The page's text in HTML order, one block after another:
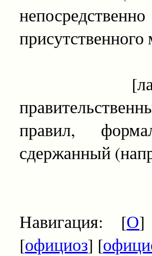
присутственного
правил,
сдержанный
Навигация: [О
[официоз] [